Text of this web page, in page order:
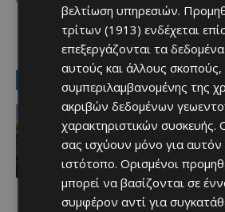
ΑΕΛ
LATEST NEWS
Ειδήσεις
ΛΕΜΕΣΟΣ: Στον
η επόμενη κίνηση
πολυκατοικία
Afentiko - 10/08/2026
βελτίωση υπηρεσιών.
τρίτων (1913) ενδέχεται
επεξεργάζονται τα
αυτούς και άλλους σκοπούς,
συμπεριλαμβανομένης της
ακριβών δεδομένων
χαρακτηριστικών συσκευής.
σας ισχύουν μόνο για αυτόν
ιστότοπο. Ορισμένοι
μπορεί να βασίζονται σε
συμφέρον αντί για